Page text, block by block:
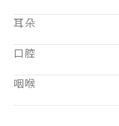
耳朵
口腔
咽喉